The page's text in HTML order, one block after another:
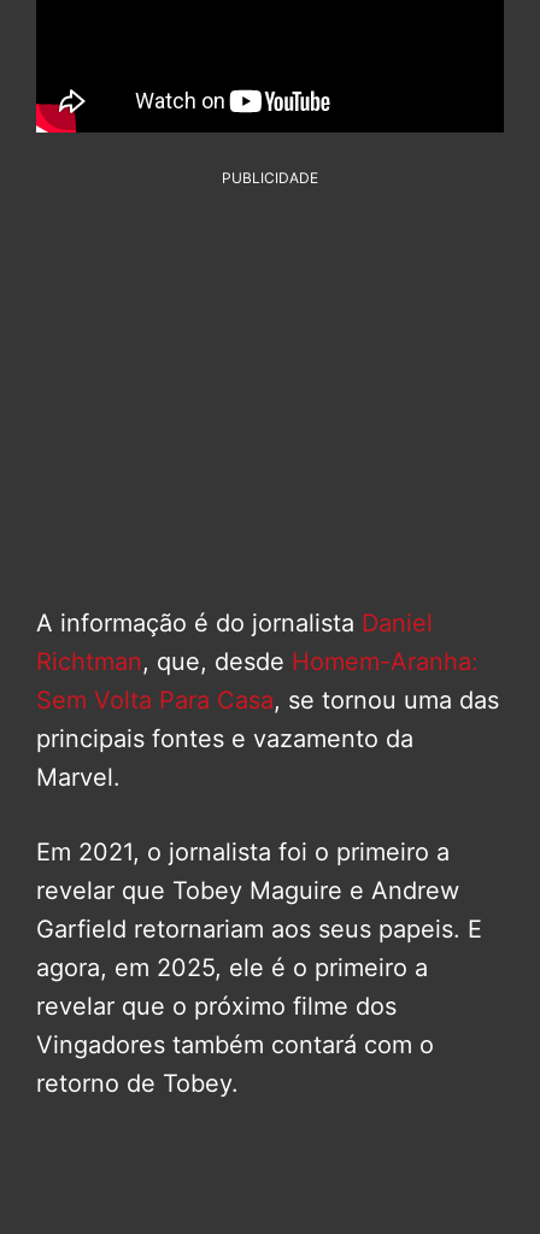
PUBLICIDADE
A informação é do jornalista Daniel
Richtman, que, desde Homem-Aranha:
Sem Volta Para Casa, se tornou uma das
principais fontes e vazamento da
Marvel.
Em 2021, o jornalista foi o primeiro a
revelar que Tobey Maguire e Andrew
Garfield retornariam aos seus papeis. E
agora, em 2025, ele é o primeiro a
revelar que o próximo filme dos
Vingadores também contará com o
retorno de Tobey.